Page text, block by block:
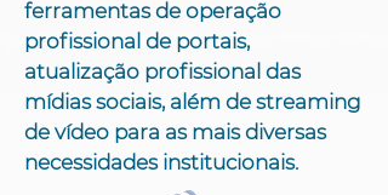
ferramentas de operação
profissional de portais,
atualização profissional das
mídias sociais, além de streaming
de vídeo para as mais diversas
necessidades institucionais.